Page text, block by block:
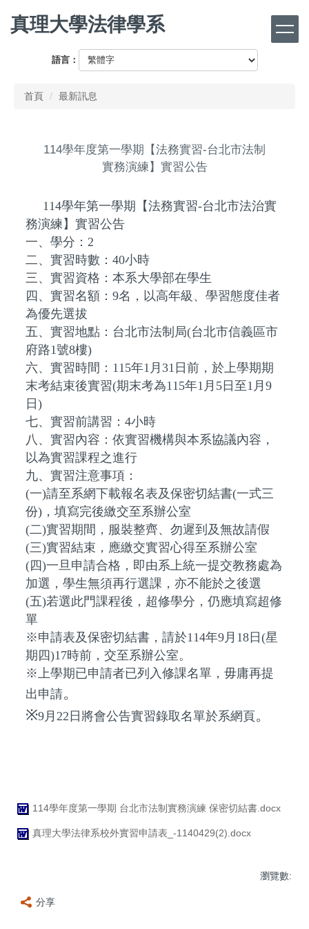
真理大學法律學系
語言：
首頁 最新訊息
114學年度第一學期【法務實習-台北市法制
實務演練】實習公告
114學年第一學期【法務實習-台北市法治實
務演練】實習公告
一、學分：2
二、實習時數：40小時
三、實習資格：本系大學部在學生
四、實習名額：9名，以高年級、學習態度佳者
為優先選拔
五、實習地點：台北市法制局(台北市信義區市
府路1號8樓)
六、實習時間：115年1月31日前，於上學期期
末考結束後實習(期末考為115年1月5日至1月9
日)
七、實習前講習：4小時
八、實習內容：依實習機構與本系協議內容，
以為實習課程之進行
九、實習注意事項：
(一)請至系網下載報名表及保密切結書(一式三
份)，填寫完後繳交至系辦公室
(二)實習期間，服裝整齊、勿遲到及無故請假
(三)實習結束，應繳交實習心得至系辦公室
(四)一旦申請合格，即由系上統一提交教務處為
加選，學生無須再行選課，亦不能於之後選
(五)若選此門課程後，超修學分，仍應填寫超修
單
※申請表及保密切結書，請於114年9月18日(星
期四)17時前，交至系辦公室。
※上學期已申請者已列入修課名單，毋庸再提
出申請。
※9月22日將會公告實習錄取名單於系網頁。
114學年度第一學期 台北市法制實務演練 保密切結書.docx
真理大學法律系校外實習申請表_-1140429(2).docx
瀏覽數:
分享